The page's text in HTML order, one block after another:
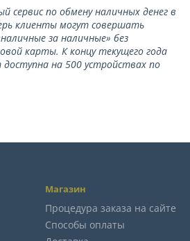
сервис по обмену наличных денег в
клиенты могут совершать
за наличные» без
карты. К концу текущего года
на 500 устройствах по
Магазин
Процедура заказа на сайте
Способы оплаты